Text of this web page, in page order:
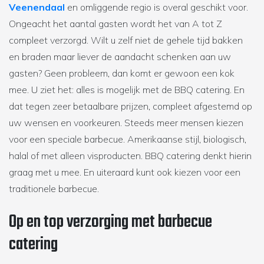
Veenendaal en omliggende regio is overal geschikt voor.
Ongeacht het aantal gasten wordt het van A tot Z
compleet verzorgd. Wilt u zelf niet de gehele tijd bakken
en braden maar liever de aandacht schenken aan uw
gasten? Geen probleem, dan komt er gewoon een kok
mee. U ziet het: alles is mogelijk met de BBQ catering. En
dat tegen zeer betaalbare prijzen, compleet afgestemd op
uw wensen en voorkeuren. Steeds meer mensen kiezen
voor een speciale barbecue. Amerikaanse stijl, biologisch,
halal of met alleen visproducten. BBQ catering denkt hierin
graag met u mee. En uiteraard kunt ook kiezen voor een
traditionele barbecue.
Op en top verzorging met barbecue
catering